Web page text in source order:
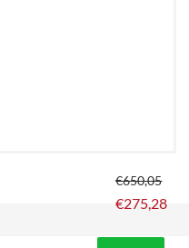
€650,05
€275,28